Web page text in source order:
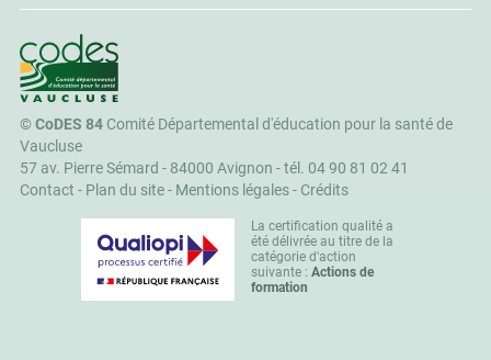
CoDES 84
©CoDES 84Comité Départemental d'éducation pour la santé de
Vaucluse
57 av. Pierre Sémard - 84000 Avignon -tél. 04 90 81 02 41
Contact - Plan du site- Mentions légales- Crédits
La certification qualité a
été délivrée au titre de la
catégorie d'action
suivante : Actions de
formation